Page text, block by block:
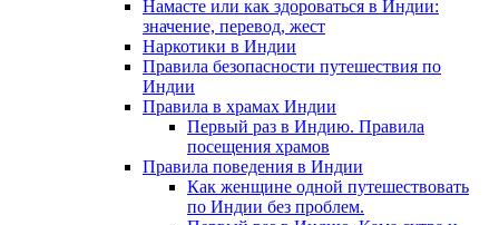
Намасте или как здороваться в Индии:
значение, перевод, жест
Наркотики в Индии
Правила безопасности путешествия по
Индии
Правила в храмах Индии
Первый раз в Индию. Правила
посещения храмов
Правила поведения в Индии
Как женщине одной путешествовать
по Индии без проблем.